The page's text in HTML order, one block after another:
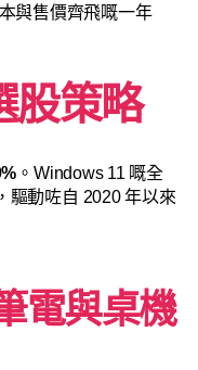
與售價齊飛嘅一年
股策略
。Windows 11 嘅全
驅動咗自 2020 年以來
電與桌機